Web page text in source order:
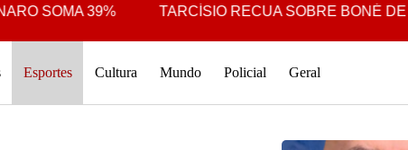
39% TARCÍSIO RECUA SOBRE BONÉ DE
Esportes Cultura Mundo Policial Geral